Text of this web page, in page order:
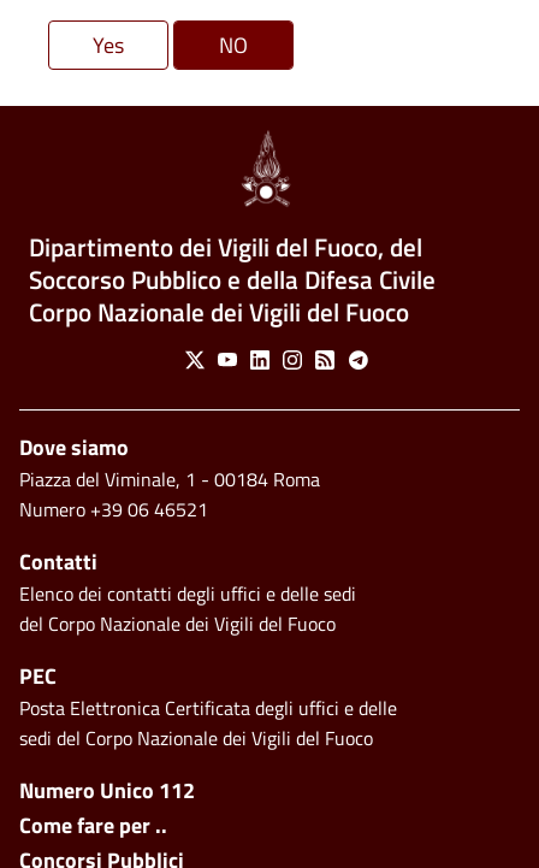
Dipartimento dei Vigili del Fuoco, del
Soccorso Pubblico e della Difesa Civile
Corpo Nazionale dei Vigili del Fuoco
Social Menu
X YoutubeLinkedinInstagram
Feed Telegram
Footer side menu
Numero Unico 112
Come fare per ..
Concorsi Pubblici
Piè di pagina
Dove siamo
Piazza del Viminale, 1 - 00184 Roma
Numero +39 06 46521
Contatti
Elenco dei contatti degli uffici e delle sedi
del Corpo Nazionale dei Vigili del Fuoco
PEC
Posta Elettronica Certificata degli uffici e delle
sedi del Corpo Nazionale dei Vigili del Fuoco